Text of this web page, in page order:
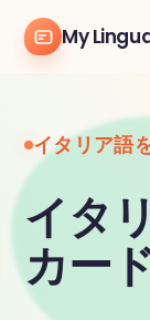
My
イタリア語
イタ
カー